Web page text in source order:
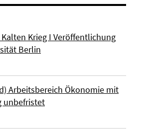
Krieg I Veröffentlichung
Berlin
Arbeitsbereich Ökonomie mit
unbefristet